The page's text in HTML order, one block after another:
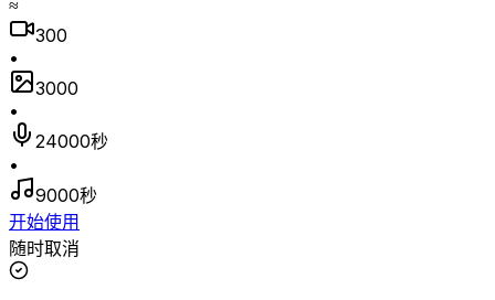
≈
300
•
3000
•
24000秒
•
9000秒
开始使用
随时取消